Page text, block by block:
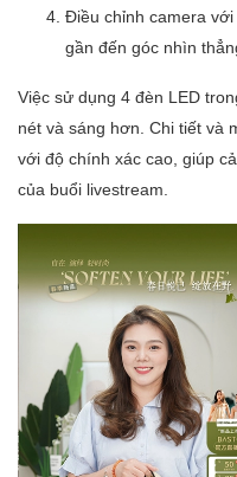
Điều chỉnh camera
gần đến góc nhìn
Việc sử dụng 4 đèn LED
nét và sáng hơn. Chi tiết và
với độ chính xác cao, giúp
của buổi livestream.